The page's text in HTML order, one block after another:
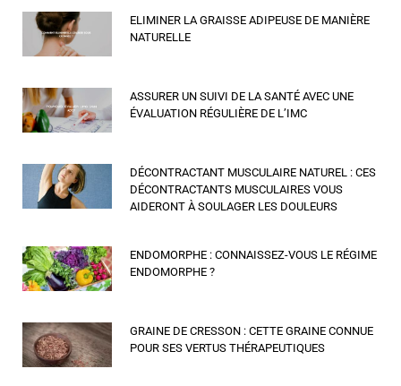
ELIMINER LA GRAISSE ADIPEUSE DE MANIÈRE
NATURELLE
ASSURER UN SUIVI DE LA SANTÉ AVEC UNE
ÉVALUATION RÉGULIÈRE DE L’IMC
DÉCONTRACTANT MUSCULAIRE NATUREL : CES
DÉCONTRACTANTS MUSCULAIRES VOUS
AIDERONT À SOULAGER LES DOULEURS
ENDOMORPHE : CONNAISSEZ-VOUS LE RÉGIME
ENDOMORPHE ?
GRAINE DE CRESSON : CETTE GRAINE CONNUE
POUR SES VERTUS THÉRAPEUTIQUES